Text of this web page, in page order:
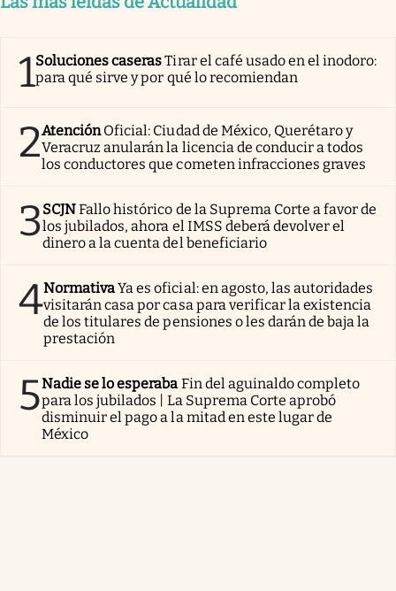
1Soluciones caserasTirar el café usado en el inodoro:
para qué sirve y por qué lo recomiendan
2AtenciónOficial: Ciudad de México, Querétaro y
Veracruz anularán la licencia de conducir a todos
los conductores que cometen infracciones graves
3SCJNFallo histórico de la Suprema Corte a favor de
los jubilados, ahora el IMSS deberá devolver el
dinero a la cuenta del beneficiario
4NormativaYa es oficial: en agosto, las autoridades
visitarán casa por casa para verificar la existencia
de los titulares de pensiones o les darán de baja la
prestación
5Nadie se lo esperaba Fin del aguinaldo completo
para los jubilados | La Suprema Corte aprobó
disminuir el pago a la mitad en este lugar de
México